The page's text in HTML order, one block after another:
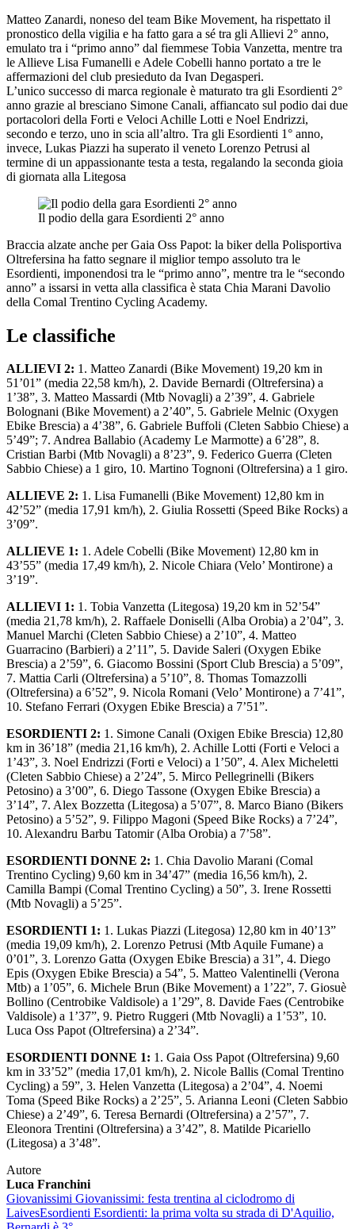
Matteo Zanardi, noneso del team Bike Movement, ha rispettato il
pronostico della vigilia e ha fatto gara a sé tra gli Allievi 2° anno,
emulato tra i “primo anno” dal fiemmese Tobia Vanzetta, mentre tra
le Allieve Lisa Fumanelli e Adele Cobelli hanno portato a tre le
affermazioni del club presieduto da Ivan Degasperi.
L’unico successo di marca regionale è maturato tra gli Esordienti 2°
anno grazie al bresciano Simone Canali, affiancato sul podio dai due
portacolori della Forti e Veloci Achille Lotti e Noel Endrizzi,
secondo e terzo, uno in scia all’altro. Tra gli Esordienti 1° anno,
invece, Lukas Piazzi ha superato il veneto Lorenzo Petrusi al
termine di un appassionante testa a testa, regalando la seconda gioia
di giornata alla Litegosa
Il podio della gara Esordienti 2° anno
Braccia alzate anche per Gaia Oss Papot: la biker della Polisportiva
Oltrefersina ha fatto segnare il miglior tempo assoluto tra le
Esordienti, imponendosi tra le “primo anno”, mentre tra le “secondo
anno” a issarsi in vetta alla classifica è stata Chia Marani Davolio
della Comal Trentino Cycling Academy.
Le classifiche
ALLIEVI 2: 1. Matteo Zanardi (Bike Movement) 19,20 km in
51’01” (media 22,58 km/h), 2. Davide Bernardi (Oltrefersina) a
1’38”, 3. Matteo Massardi (Mtb Novagli) a 2’39”, 4. Gabriele
Bolognani (Bike Movement) a 2’40”, 5. Gabriele Melnic (Oxygen
Ebike Brescia) a 4’38”, 6. Gabriele Buffoli (Cleten Sabbio Chiese) a
5’49”; 7. Andrea Ballabio (Academy Le Marmotte) a 6’28”, 8.
Cristian Barbi (Mtb Novagli) a 8’23”, 9. Federico Guerra (Cleten
Sabbio Chiese) a 1 giro, 10. Martino Tognoni (Oltrefersina) a 1 giro.
ALLIEVE 2: 1. Lisa Fumanelli (Bike Movement) 12,80 km in
42’52” (media 17,91 km/h), 2. Giulia Rossetti (Speed Bike Rocks) a
3’09”.
ALLIEVE 1: 1. Adele Cobelli (Bike Movement) 12,80 km in
43’55” (media 17,49 km/h), 2. Nicole Chiara (Velo’ Montirone) a
3’19”.
ALLIEVI 1: 1. Tobia Vanzetta (Litegosa) 19,20 km in 52’54”
(media 21,78 km/h), 2. Raffaele Doniselli (Alba Orobia) a 2’04”, 3.
Manuel Marchi (Cleten Sabbio Chiese) a 2’10”, 4. Matteo
Guarracino (Barbieri) a 2’11”, 5. Davide Saleri (Oxygen Ebike
Brescia) a 2’59”, 6. Giacomo Bossini (Sport Club Brescia) a 5’09”,
7. Mattia Carli (Oltrefersina) a 5’10”, 8. Thomas Tomazzolli
(Oltrefersina) a 6’52”, 9. Nicola Romani (Velo’ Montirone) a 7’41”,
10. Stefano Ferrari (Oxygen Ebike Brescia) a 7’51”.
ESORDIENTI 2: 1. Simone Canali (Oxigen Ebike Brescia) 12,80
km in 36’18” (media 21,16 km/h), 2. Achille Lotti (Forti e Veloci a
1’43”, 3. Noel Endrizzi (Forti e Veloci) a 1’50”, 4. Alex Micheletti
(Cleten Sabbio Chiese) a 2’24”, 5. Mirco Pellegrinelli (Bikers
Petosino) a 3’00”, 6. Diego Tassone (Oxygen Ebike Brescia) a
3’14”, 7. Alex Bozzetta (Litegosa) a 5’07”, 8. Marco Biano (Bikers
Petosino) a 5’52”, 9. Filippo Magoni (Speed Bike Rocks) a 7’24”,
10. Alexandru Barbu Tatomir (Alba Orobia) a 7’58”.
ESORDIENTI DONNE 2: 1. Chia Davolio Marani (Comal
Trentino Cycling) 9,60 km in 34’47” (media 16,56 km/h), 2.
Camilla Bampi (Comal Trentino Cycling) a 50”, 3. Irene Rossetti
(Mtb Novagli) a 5’25”.
ESORDIENTI 1: 1. Lukas Piazzi (Litegosa) 12,80 km in 40’13”
(media 19,09 km/h), 2. Lorenzo Petrusi (Mtb Aquile Fumane) a
0’01”, 3. Lorenzo Gatta (Oxygen Ebike Brescia) a 31”, 4. Diego
Epis (Oxygen Ebike Brescia) a 54”, 5. Matteo Valentinelli (Verona
Mtb) a 1’05”, 6. Michele Brun (Bike Movement) a 1’22”, 7. Giosuè
Bollino (Centrobike Valdisole) a 1’29”, 8. Davide Faes (Centrobike
Valdisole) a 1’37”, 9. Pietro Ruggeri (Mtb Novagli) a 1’53”, 10.
Luca Oss Papot (Oltrefersina) a 2’34”.
ESORDIENTI DONNE 1: 1. Gaia Oss Papot (Oltrefersina) 9,60
km in 33’52” (media 17,01 km/h), 2. Nicole Ballis (Comal Trentino
Cycling) a 59”, 3. Helen Vanzetta (Litegosa) a 2’04”, 4. Noemi
Toma (Speed Bike Rocks) a 2’25”, 5. Arianna Leoni (Cleten Sabbio
Chiese) a 2’49”, 6. Teresa Bernardi (Oltrefersina) a 2’57”, 7.
Eleonora Trentini (Oltrefersina) a 3’42”, 8. Matilde Picariello
(Litegosa) a 3’48”.
Autore
Luca Franchini
Giovanissimi Giovanissimi: festa trentina al ciclodromo di
LaivesEsordienti Esordienti: la prima volta su strada di D'Aquilio,